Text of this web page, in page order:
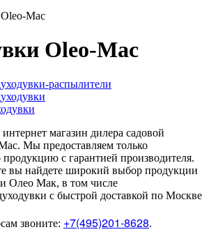
Mac
Oleo-Mac
распылители
магазин дилера садовой
Мы предоставляем только
с гарантией производителя.
вы найдете широкий выбор продукции
Олео Мак, в том числе
с быстрой доставкой по Москве
звоните: +7(495)201-8628.